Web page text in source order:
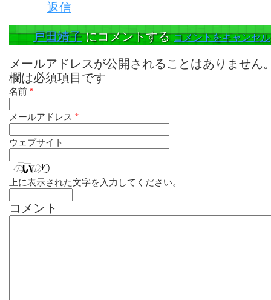
返信
戸田靖子にコメントするコメントをキャンセル
メールアドレスが公開されることはありません
欄は必須項目です
名前 *
メールアドレス *
ウェブサイト
上に表示された文字を入力してください。
コメント